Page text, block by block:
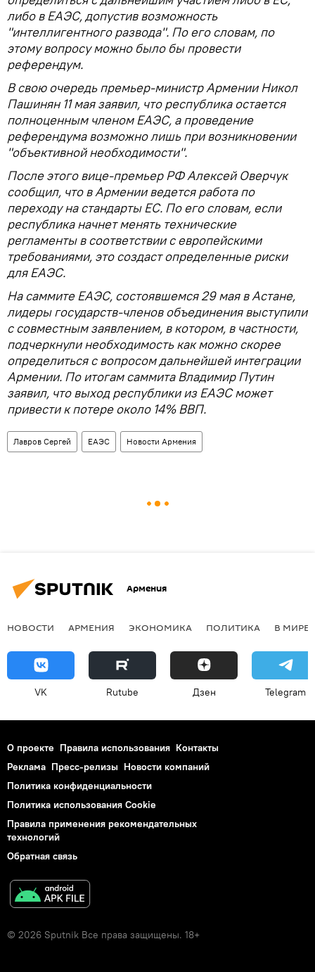
либо в ЕАЭС, допустив возможность
"интеллигентного развода". По его словам, по
этому вопросу можно было бы провести
референдум.
В свою очередь премьер-министр Армении Никол
Пашинян 11 мая заявил, что республика остается
полноценным членом ЕАЭС, а проведение
референдума возможно лишь при возникновении
"объективной необходимости".
После этого вице-премьер РФ Алексей Оверчук
сообщил, что в Армении ведется работа по
переходу на стандарты ЕС. По его словам, если
республика начнет менять технические
регламенты в соответствии с европейскими
требованиями, это создаст определенные риски
для ЕАЭС.
На саммите ЕАЭС, состоявшемся 29 мая в Астане,
лидеры государств-членов объединения выступили
с совместным заявлением, в котором, в частности,
подчеркнули необходимость как можно скорее
определиться с вопросом дальнейшей интеграции
Армении. По итогам саммита Владимир Путин
заявил, что выход республики из ЕАЭС может
привести к потере около 14% ВВП.
Лавров Сергей ЕАЭС Новости Армения
Армения
НОВОСТИ АРМЕНИЯ ЭКОНОМИКА ПОЛИТИКА В МИРЕ
VK Rutube Дзен Telegram
О проекте Правила использования Контакты
Реклама Пресс-релизы Новости компаний
Политика конфиденциальности
Политика использования Cookie
Правила применения рекомендательных
технологий
Обратная связь
© 2026 Sputnik Все права защищены. 18+